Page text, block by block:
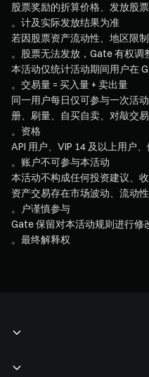
股票奖励的折算价格、发放股
计及实际发放结果为准。
若因股票资产流动性、地区限
股票无法发放，Gate 有权调
本活动仅统计活动期间用户在
交易量 = 买入量 + 卖出量。
同一用户每日仅可参与一次活
册、刷量、自买自卖、对敲交
资格。
API 用户、VIP 14 及以上用户
账户不可参与本活动。
本活动不构成任何投资建议、
资产交易存在市场波动、流动
户谨慎参与。
Gate 保留对本活动规则进行修
最终解释权。